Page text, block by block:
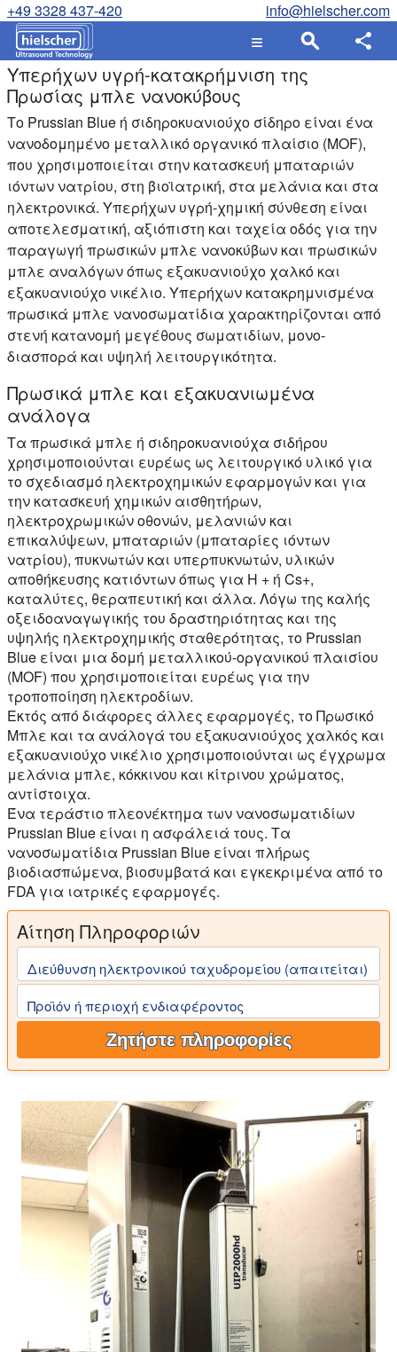
+49 3328 437-420 info@hielscher.com
Υπερήχων υγρή-κατακρήμνιση της
Πρωσίας μπλε νανοκύβους
Το Prussian Blue ή σιδηροκυανιούχο σίδηρο είναι ένα
νανοδομημένο μεταλλικό οργανικό πλαίσιο (MOF),
που χρησιμοποιείται στην κατασκευή μπαταριών
ιόντων νατρίου, στη βιοϊατρική, στα μελάνια και στα
ηλεκτρονικά. Υπερήχων υγρή-χημική σύνθεση είναι
αποτελεσματική, αξιόπιστη και ταχεία οδός για την
παραγωγή πρωσικών μπλε νανοκύβων και πρωσικών
μπλε αναλόγων όπως εξακυανιούχο χαλκό και
εξακυανιούχο νικέλιο. Υπερήχων κατακρημνισμένα
πρωσικά μπλε νανοσωματίδια χαρακτηρίζονται από
στενή κατανομή μεγέθους σωματιδίων, μονο-
διασπορά και υψηλή λειτουργικότητα.
Πρωσικά μπλε και εξακυανιωμένα
ανάλογα
Τα πρωσικά μπλε ή σιδηροκυανιούχα σιδήρου
χρησιμοποιούνται ευρέως ως λειτουργικό υλικό για
το σχεδιασμό ηλεκτροχημικών εφαρμογών και για
την κατασκευή χημικών αισθητήρων,
ηλεκτροχρωμικών οθονών, μελανιών και
επικαλύψεων, μπαταριών (μπαταρίες ιόντων
νατρίου), πυκνωτών και υπερπυκνωτών, υλικών
αποθήκευσης κατιόντων όπως για H + ή Cs+,
καταλύτες, θεραπευτική και άλλα. Λόγω της καλής
οξειδοαναγωγικής του δραστηριότητας και της
υψηλής ηλεκτροχημικής σταθερότητας, το Prussian
Blue είναι μια δομή μεταλλικού-οργανικού πλαισίου
(MOF) που χρησιμοποιείται ευρέως για την
τροποποίηση ηλεκτροδίων.
Εκτός από διάφορες άλλες εφαρμογές, το Πρωσικό
Μπλε και τα ανάλογά του εξακυανιούχος χαλκός και
εξακυανιούχο νικέλιο χρησιμοποιούνται ως έγχρωμα
μελάνια μπλε, κόκκινου και κίτρινου χρώματος,
αντίστοιχα.
Ένα τεράστιο πλεονέκτημα των νανοσωματιδίων
Prussian Blue είναι η ασφάλειά τους. Τα
νανοσωματίδια Prussian Blue είναι πλήρως
βιοδιασπώμενα, βιοσυμβατά και εγκεκριμένα από το
FDA για ιατρικές εφαρμογές.
Αίτηση Πληροφοριών
Διεύθυνση ηλεκτρονικού ταχυδρομείου (απαιτείται)
Προϊόν ή περιοχή ενδιαφέροντος
Ζητήστε πληροφορίες